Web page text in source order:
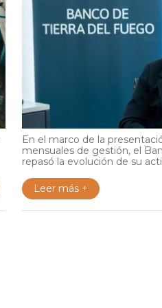
En el marco de la
mensuales de gestión, el
repasó la evolución de su
Leer más +